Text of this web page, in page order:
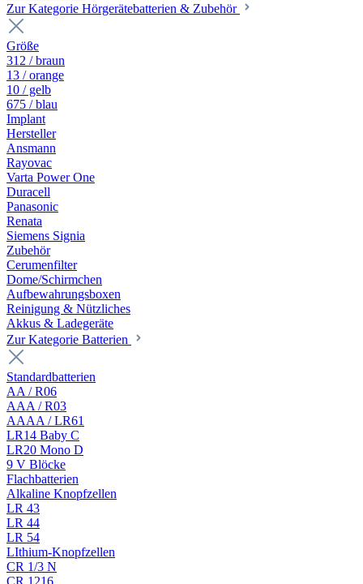
Zur Kategorie Hörgerätebatterien & Zubehör
Größe
312 / braun
13 / orange
10 / gelb
675 / blau
Implant
Hersteller
Ansmann
Rayovac
Varta Power One
Duracell
Panasonic
Renata
Siemens Signia
Zubehör
Cerumenfilter
Dome/Schirmchen
Aufbewahrungsboxen
Reinigung & Nützliches
Akkus & Ladegeräte
Zur Kategorie Batterien
Standardbatterien
AA / R06
AAA / R03
AAAA / LR61
LR14 Baby C
LR20 Mono D
9 V Blöcke
Flachbatterien
Alkaline Knopfzellen
LR 43
LR 44
LR 54
LIthium-Knopfzellen
CR 1/3 N
CR 1216